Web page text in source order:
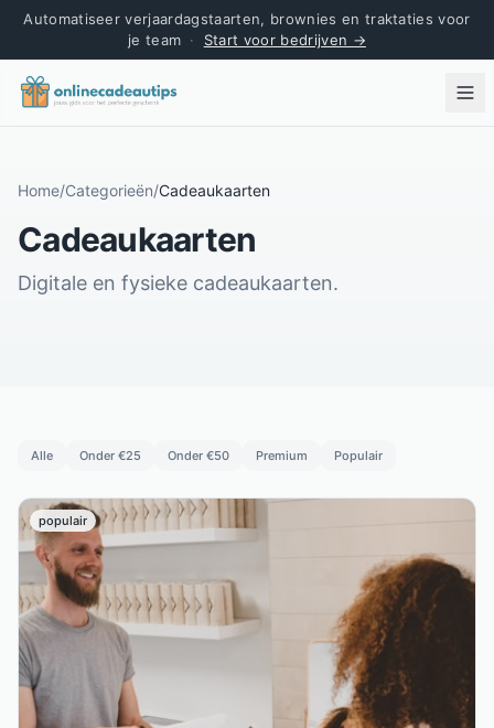
Automatiseer verjaardagstaarten, brownies en traktaties voor
je team · Start voor bedrijven →
Home/Categorieën/Cadeaukaarten
Cadeaukaarten
Digitale en fysieke cadeaukaarten.
Alle Onder €25 Onder €50 Premium Populair
populair